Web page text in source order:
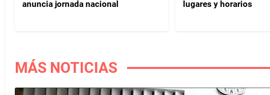
anuncia jornada nacional
lugares y horarios
MÁS NOTICIAS